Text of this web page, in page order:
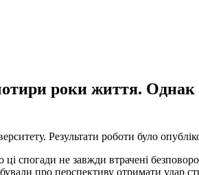
роки життя. Однак
Результати роботи було
спогади не завжди втрачені
про перспективу отримати удар